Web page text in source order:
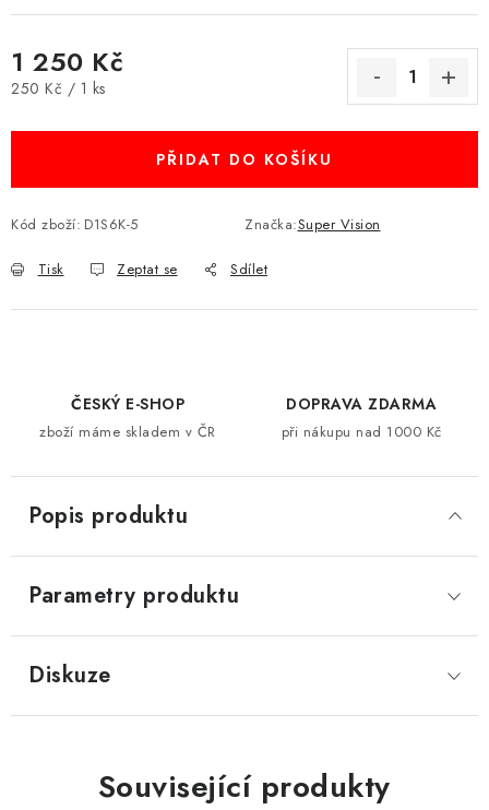
1 250 Kč
Měrná cena:
250 Kč / 1 ks
PŘIDAT DO KOŠÍKU
Kód zboží: D1S6K-5 Značka:Super Vision
Tisk Zeptat se Sdílet
ČESKÝ E-SHOP
zboží máme skladem v ČR
DOPRAVA ZDARMA
při nákupu nad 1000 Kč
Popis produktu
Parametry produktu
Diskuze
Související produkty